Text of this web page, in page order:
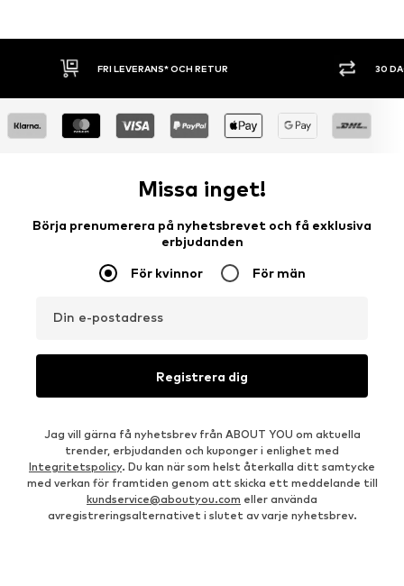
30 DAGARS ÖPPET KÖP SHOPPA
Missa inget!
Börja prenumerera på nyhetsbrevet och få exklusiva
erbjudanden
För kvinnor För män
Din e-postadress
Registrera dig
Jag vill gärna få nyhetsbrev från ABOUT YOU om aktuella
trender, erbjudanden och kuponger i enlighet med
Integritetspolicy. Du kan när som helst återkalla ditt samtycke
med verkan för framtiden genom att skicka ett meddelande till
kundservice@aboutyou.com eller använda
avregistreringsalternativet i slutet av varje nyhetsbrev.